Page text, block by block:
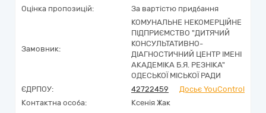
Оцінка пропозицій:
За вартістю придбання
Замовник:
КОМУНАЛЬНЕ НЕКОМЕРЦІЙНЕ
ПІДПРИЄМСТВО "ДИТЯЧИЙ
КОНСУЛЬТАТИВНО-
ДІАГНОСТИЧНИЙ ЦЕНТР ІМЕНІ
АКАДЕМІКА Б.Я. РЕЗНІКА"
ОДЕСЬКОЇ МІСЬКОЇ РАДИ
ЄДРПОУ:
42722459
Досьє YouControl
Контактна особа:
Ксенія Жак